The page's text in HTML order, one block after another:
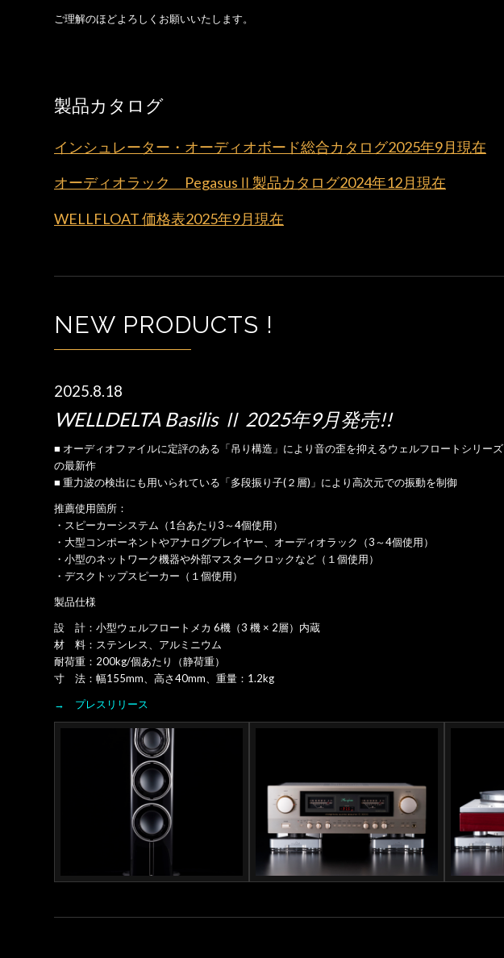
ご理解のほどよろしくお願いいたします。
製品カタログ
インシュレーター・オーディオボード総合カタログ2025年9月現在
オーディオラック PegasusⅡ製品カタログ2024年12月現在
WELLFLOAT 価格表2025年9月現在
NEW PRODUCTS !
2025.8.18
WELLDELTA Basilis Ⅱ 2025年9月発売!!
■ オーディオファイルに定評のある「吊り構造」により音の歪を抑えるウェルフロートシリーズ
の最新作
■ 重力波の検出にも用いられている「多段振り子(２層)」により高次元での振動を制御
推薦使用箇所：
・スピーカーシステム（1台あたり3～4個使用）
・大型コンポーネントやアナログプレイヤー、オーディオラック（3～4個使用）
・小型のネットワーク機器や外部マスタークロックなど（１個使用）
・デスクトップスピーカー（１個使用）
製品仕様
設 計：小型ウェルフロートメカ 6機（3 機 × 2層）内蔵
材 料：ステンレス、アルミニウム
耐荷重：200kg/個あたり（静荷重）
寸 法：幅155mm、高さ40mm、重量：1.2kg
→ プレスリリース